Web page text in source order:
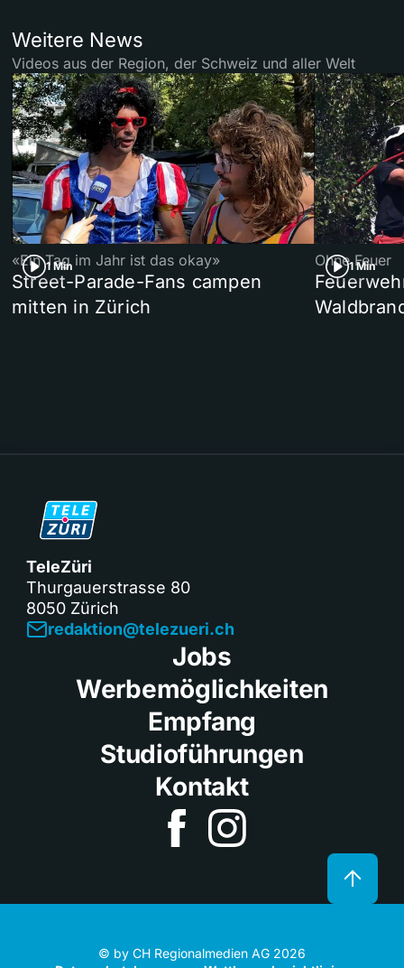
Weitere News
Videos aus der Region, der Schweiz und aller Welt
1 Min
«Ein Tag im Jahr ist das okay»
Street-Parade-Fans campen
mitten in Zürich
1 Min
Ohne Feuer
TeleZüri
Thurgauerstrasse 80
8050 Zürich
redaktion@telezueri.ch
Jobs
Werbemöglichkeiten
Empfang
Studioführungen
Kontakt
© by CH Regionalmedien AG 2026